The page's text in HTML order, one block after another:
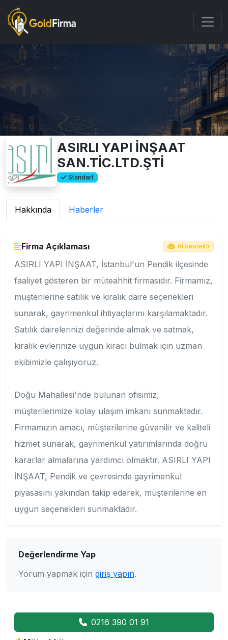
ASIRLI YAPI İNŞAAT
SAN.TİC.LTD.ŞTİ
Standart
Hakkında Haberler
Firma Açıklaması AI destekli
ASIRLI YAPI İNŞAAT, İstanbul'un Pendik ilçesinde
faaliyet gösteren bir müteahhit firmasıdır. Firmamız,
müşterilerine satılık ve kiralık daire seçenekleri
sunarak, gayrimenkul ihtiyaçlarını karşılamaktadır.
Satılık dairelerinizi değerinde almak ve satmak,
kiralık evlerinize uygun kiracı bulmak için uzman
ekibimizle çalışıyoruz.
Doğu Mahallesi'nde bulunan ofisimiz,
müşterilerimize kolay ulaşım imkanı sunmaktadır.
Firmamızın amacı, müşterilerine güvenilir ve kaliteli
hizmet sunarak, gayrimenkul yatırımlarında doğru
kararlar almalarına yardımcı olmaktır. ASIRLI YAPI
İNŞAAT, Pendik ve çevresinde gayrimenkul
piyasasını yakından takip ederek, müşterilerine en
uygun seçenekleri sunmaktadır.
Değerlendirme Yap
Yorum yapmak için giriş yapın.
0216 390 01 91